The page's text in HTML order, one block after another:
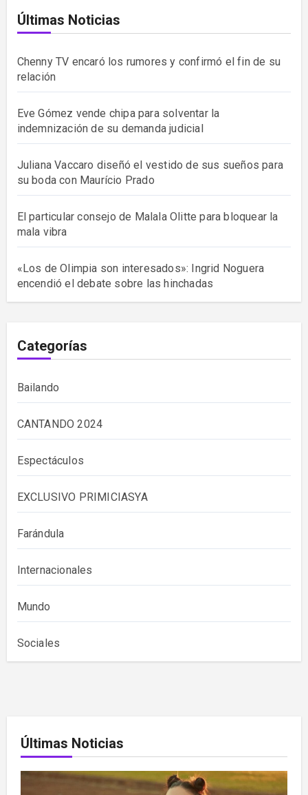
Últimas Noticias
Chenny TV encaró los rumores y confirmó el fin de su
relación
Eve Gómez vende chipa para solventar la
indemnización de su demanda judicial
Juliana Vaccaro diseñó el vestido de sus sueños para
su boda con Maurício Prado
El particular consejo de Malala Olitte para bloquear la
mala vibra
«Los de Olimpia son interesados»: Ingrid Noguera
encendió el debate sobre las hinchadas
Categorías
Bailando
CANTANDO 2024
Espectáculos
EXCLUSIVO PRIMICIASYA
Farándula
Internacionales
Mundo
Sociales
Últimas Noticias